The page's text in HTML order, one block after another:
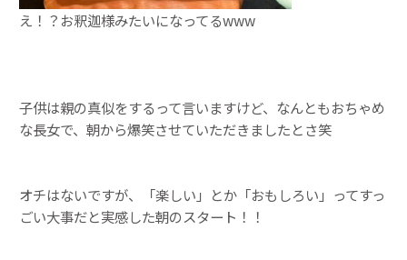
え！？お釈迦様みたいになってるwww
子供は親の真似をするって言いますけど、なんともおちゃめ
な長女で、朝から爆笑させていただきましたとさ笑
オチはないですが、「楽しい」とか「おもしろい」ってすっ
ごい大事だと実感した朝のスタート！！